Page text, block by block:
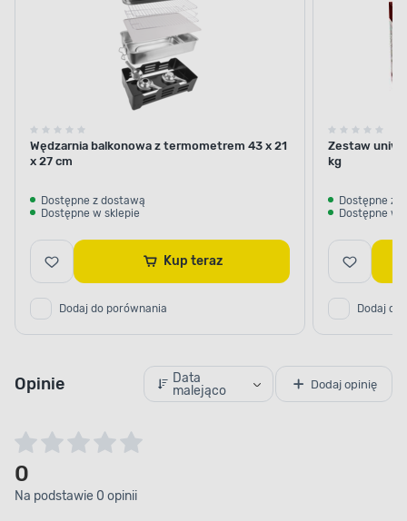
Wędzarnia balkonowa z termometrem 43 x 21
x 27 cm
Dostępne z dostawą
Dostępne w sklepie
Kup teraz
Dodaj do porównania
Zestaw
kg
Dostępne z
Dostępne w
Dodaj do
Opinie
Data
malejąco
Dodaj opinię
0
Na podstawie 0 opinii